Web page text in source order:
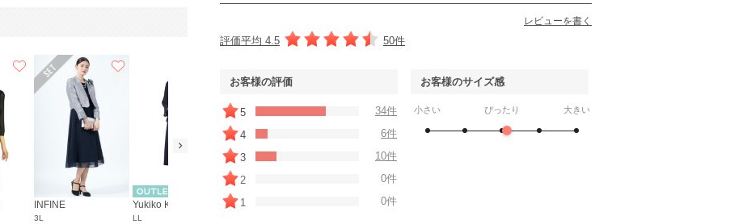
レビューを書く
評価平均 4.5 50件
お客様の評価
5
34件
4
6件
3
10件
2
0件
1
0件
お客様のサイズ感
小さい ぴったり 大きい
INFINE
3L
Yukiko Kimijima 東京ソワール
LL
FESTA MEMORIA